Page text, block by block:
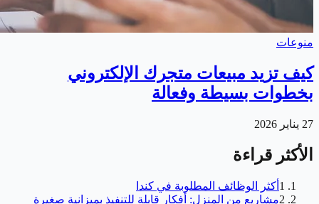
منوعات
كيف تزيد مبيعات متجرك الإلكتروني
بخطوات بسيطة وفعالة
27 يناير 2026
الأكثر قراءة
1 أكثر الوظائف المطلوبة في كندا
2مشاريع من المنزل: أفكار قابلة للتنفيذ بميزانية صغيرة